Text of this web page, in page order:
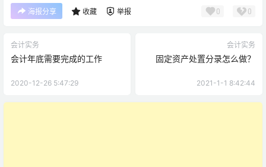
海报分享 收藏 举报 0 0
会计实务
会计年底需要完成的工作
2020-12-26 5:47:29
会计实务
固定资产处置分录怎么做？
2021-1-1 8:42:44